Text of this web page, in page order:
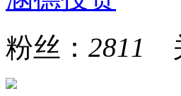
粉丝： 2811